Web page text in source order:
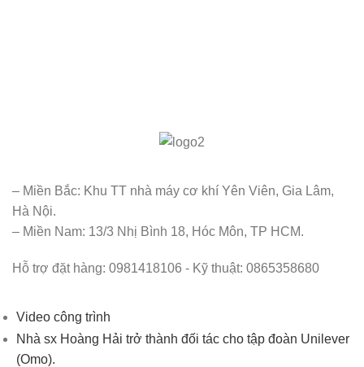
– Miền Bắc: Khu TT nhà máy cơ khí Yên Viên, Gia Lâm,
Hà Nội.
– Miền Nam: 13/3 Nhị Bình 18, Hóc Môn, TP HCM.
Hỗ trợ đặt hàng: 0981418106 - Kỹ thuật: 0865358680
Video công trình
Nhà sx Hoàng Hải trở thành đối tác cho tập đoàn Unilever
(Omo).